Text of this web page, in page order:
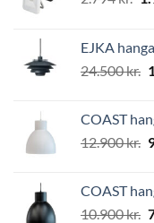
EJKA
24.500kr.
COAST
12.900kr.
COAST
10.900kr.